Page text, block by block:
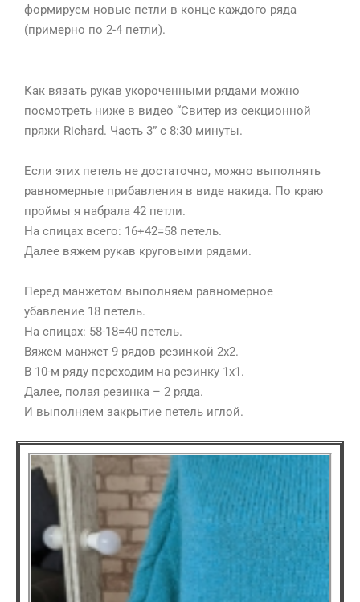
формируем новые петли в конце каждого ряда
(примерно по 2-4 петли).
Как вязать рукав укороченными рядами можно
посмотреть ниже в видео “Свитер из секционной
пряжи Richard. Часть 3” с 8:30 минуты.
Если этих петель не достаточно, можно выполнять
равномерные прибавления в виде накида. По краю
проймы я набрала 42 петли.
На спицах всего: 16+42=58 петель.
Далее вяжем рукав круговыми рядами.
Перед манжетом выполняем равномерное
убавление 18 петель.
На спицах: 58-18=40 петель.
Вяжем манжет 9 рядов резинкой 2х2.
В 10-м ряду переходим на резинку 1х1.
Далее, полая резинка – 2 ряда.
И выполняем закрытие петель иглой.